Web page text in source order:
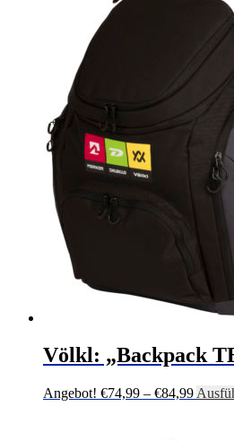
Völkl: „Backpack
Angebot! €74,99 – €84,99